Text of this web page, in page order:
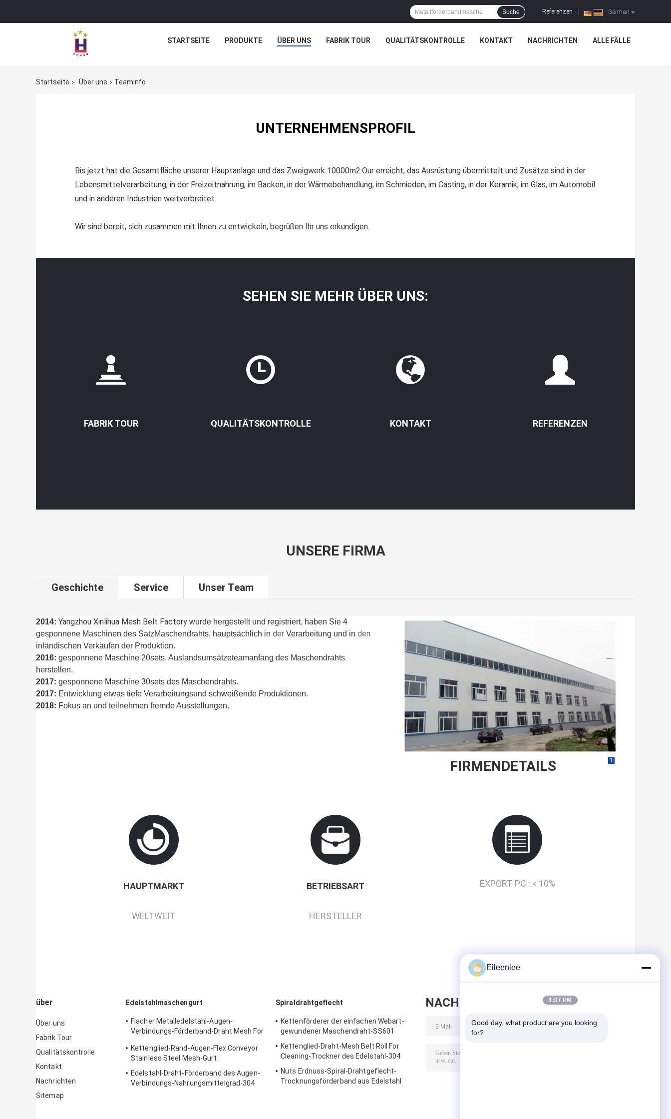
German
Referenzen
Suche
STARTSEITE PRODUKTE ÜBER UNS FABRIK TOUR QUALITÄTSKONTROLLE KONTAKT NACHRICHTEN ALLE FÄLLE
Startseite Über uns Teaminfo
UNTERNEHMENSPROFIL
Bis jetzt hat die Gesamtfläche unserer Hauptanlage und das Zweigwerk 10000m2.Our erreicht, das Ausrüstung übermittelt und Zusätze sind in der
Lebensmittelverarbeitung, in der Freizeitnahrung, im Backen, in der Wärmebehandlung, im Schmieden, im Casting, in der Keramik, im Glas, im Automobil
und in anderen Industrien weitverbreitet.
Wir sind bereit, sich zusammen mit Ihnen zu entwickeln, begrüßen Ihr uns erkundigen.
SEHEN SIE MEHR ÜBER UNS:
FABRIK TOUR QUALITÄTSKONTROLLE KONTAKT REFERENZEN
UNSERE FIRMA
Geschichte Service Unser Team
2014: Yangzhou Xinlihua Mesh Belt Factory wurde hergestellt und registriert, haben Sie 4
gesponnene Maschinen des SatzMaschendrahts, hauptsächlich in der Verarbeitung und in den
inländischen Verkäufen der Produktion.
2016: gesponnene Maschine 20sets, Auslandsumsätzeteamanfang des Maschendrahts
herstellen.
2017: gesponnene Maschine 30sets des Maschendrahts.
2017: Entwicklung etwas tiefe Verarbeitungsund schweißende Produktionen.
2018: Fokus an und teilnehmen fremde Ausstellungen.
1
FIRMENDETAILS
HAUPTMARKT
WELTWEIT
BETRIEBSART
HERSTELLER
EXPORT-PC : < 10%
über
Über uns
Fabrik Tour
Qualitätskontrolle
Kontakt
Nachrichten
Sitemap
Edelstahlmaschengurt
Flacher Metalledelstahl-Augen-
Verbindungs-Förderband-Draht Mesh For
Kettenglied-Rand-Augen-Flex Conveyor
Stainless Steel Mesh-Gurt
Edelstahl-Draht-Förderband des Augen-
Verbindungs-Nahrungsmittelgrad-304
Spiraldrahtgeflecht
Kettenförderer der einfachen Webart-
gewundener Maschendraht-SS601
Kettenglied-Draht-Mesh Belt Roll For
Cleaning-Trockner des Edelstahl-304
Nuts Erdnuss-Spiral-Drahtgeflecht-
Trocknungsförderband aus Edelstahl
NACHRICHT HINTERLASSEN
Eileenlee
1:07 PM
Good day, what product are you looking
for?